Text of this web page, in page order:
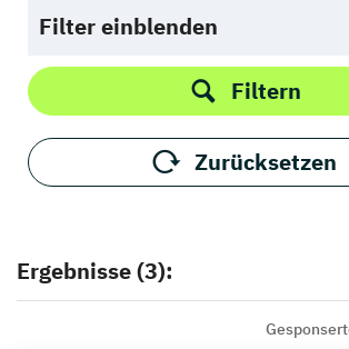
Filter einblenden
Filtern
Zurücksetzen
Ergebnisse (3):